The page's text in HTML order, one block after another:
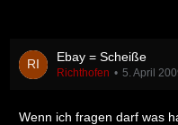
Ebay = Scheiße
Richthofen 5. April
Wenn ich fragen darf was